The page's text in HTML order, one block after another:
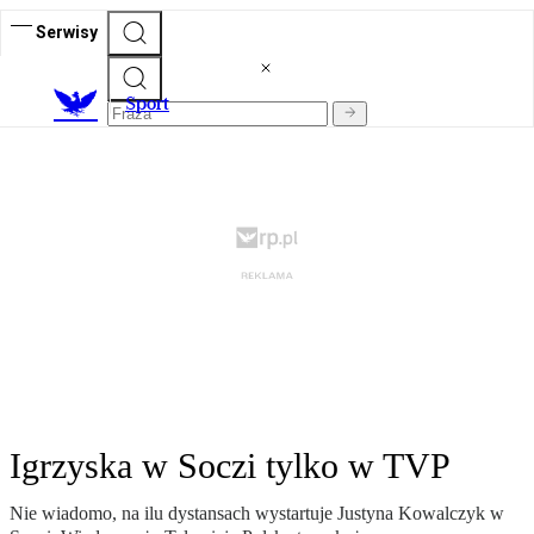
Serwisy
Sport
Igrzyska w Soczi tylko w TVP
Nie wiadomo, na ilu dystansach wystartuje Justyna Kowalczyk w